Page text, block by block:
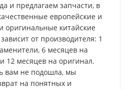
и предлагаем запчасти, в
европейские и
оригинальные китайские
от производителя: 1
6 месяцев на
12 месяцев на оригинал.
вам не подошла, мы
на понятных и